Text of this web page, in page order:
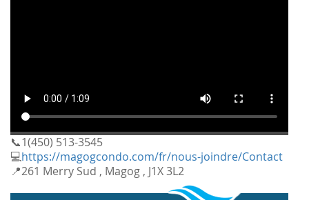
📞1(450) 513-3545
💻https://magogcondo.com/fr/nous-joindre/Contact
📍261 Merry Sud , Magog , J1X 3L2